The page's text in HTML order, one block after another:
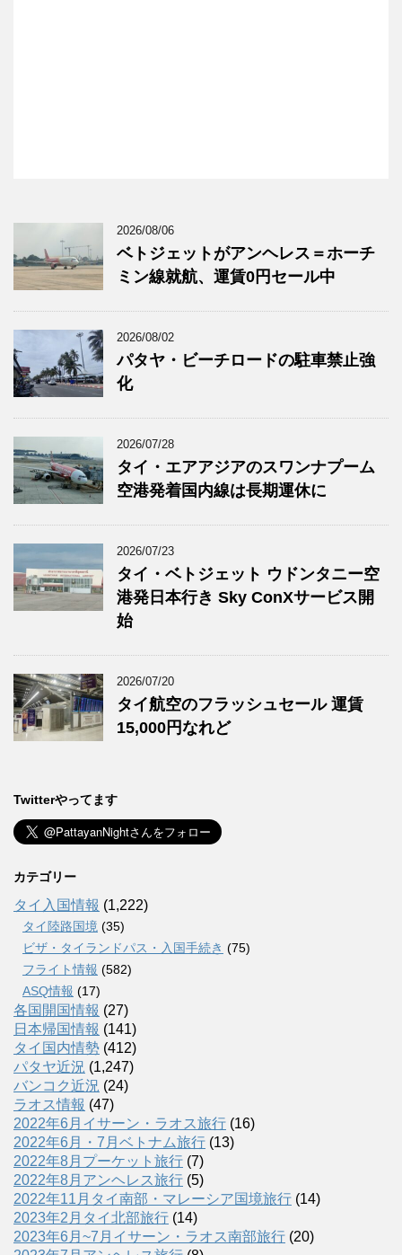
2026/08/06
ベトジェットがアンヘレス＝ホーチ
ミン線就航、運賃0円セール中
2026/08/02
パタヤ・ビーチロードの駐車禁止強
化
2026/07/28
タイ・エアアジアのスワンナプーム
空港発着国内線は長期運休に
2026/07/23
タイ・ベトジェット ウドンタニー空
港発日本行き Sky ConXサービス開
始
2026/07/20
タイ航空のフラッシュセール 運賃
15,000円なれど
Twitterやってます
カテゴリー
タイ入国情報 (1,222)
タイ陸路国境 (35)
ビザ・タイランドパス・入国手続き (75)
フライト情報 (582)
ASQ情報 (17)
各国開国情報 (27)
日本帰国情報 (141)
タイ国内情勢 (412)
パタヤ近況 (1,247)
バンコク近況 (24)
ラオス情報 (47)
2022年6月イサーン・ラオス旅行 (16)
2022年6月・7月ベトナム旅行 (13)
2022年8月プーケット旅行 (7)
2022年8月アンヘレス旅行 (5)
2022年11月タイ南部・マレーシア国境旅行 (14)
2023年2月タイ北部旅行 (14)
2023年6月~7月イサーン・ラオス南部旅行 (20)